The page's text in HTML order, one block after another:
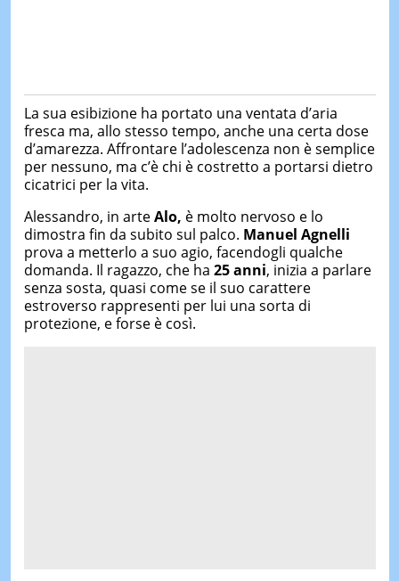
La sua esibizione ha portato una ventata d’aria
fresca ma, allo stesso tempo, anche una certa dose
d’amarezza. Affrontare l’adolescenza non è semplice
per nessuno, ma c’è chi è costretto a portarsi dietro
cicatrici per la vita.
Alessandro, in arteAlo, è molto nervoso e lo
dimostra fin da subito sul palco. Manuel Agnelli
prova a metterlo a suo agio, facendogli qualche
domanda. Il ragazzo, che ha 25 anni, inizia a parlare
senza sosta, quasi come se il suo carattere
estroverso rappresenti per lui una sorta di
protezione, e forse è così.